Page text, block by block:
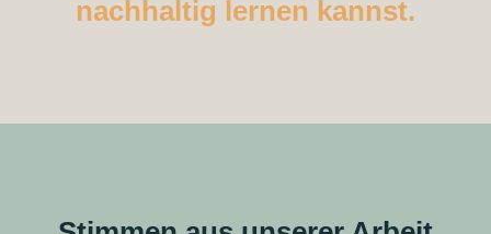
nachhaltig lernen kannst.